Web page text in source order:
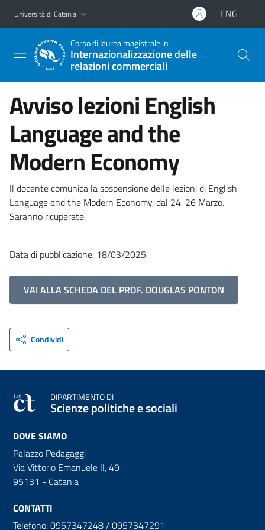
Vai al contenuto principale
Vai al menu di navigazione
Università di Catania ENG
Corso di laurea magistrale in
Internazionalizzazione delle
relazioni commerciali
Avviso lezioni English
Language and the
Modern Economy
Il docente comunica la sospensione delle lezioni di English
Language and the Modern Economy, dal 24-26 Marzo.
Saranno ricuperate.
Data di pubblicazione: 18/03/2025
VAI ALLA SCHEDA DEL PROF. DOUGLAS PONTON
Condividi
DIPARTIMENTO DI
Scienze politiche e sociali
DOVE SIAMO
Palazzo Pedagaggi
Via Vittorio Emanuele II, 49
95131 - Catania
CONTATTI
Telefono: 0957347248 / 0957347291